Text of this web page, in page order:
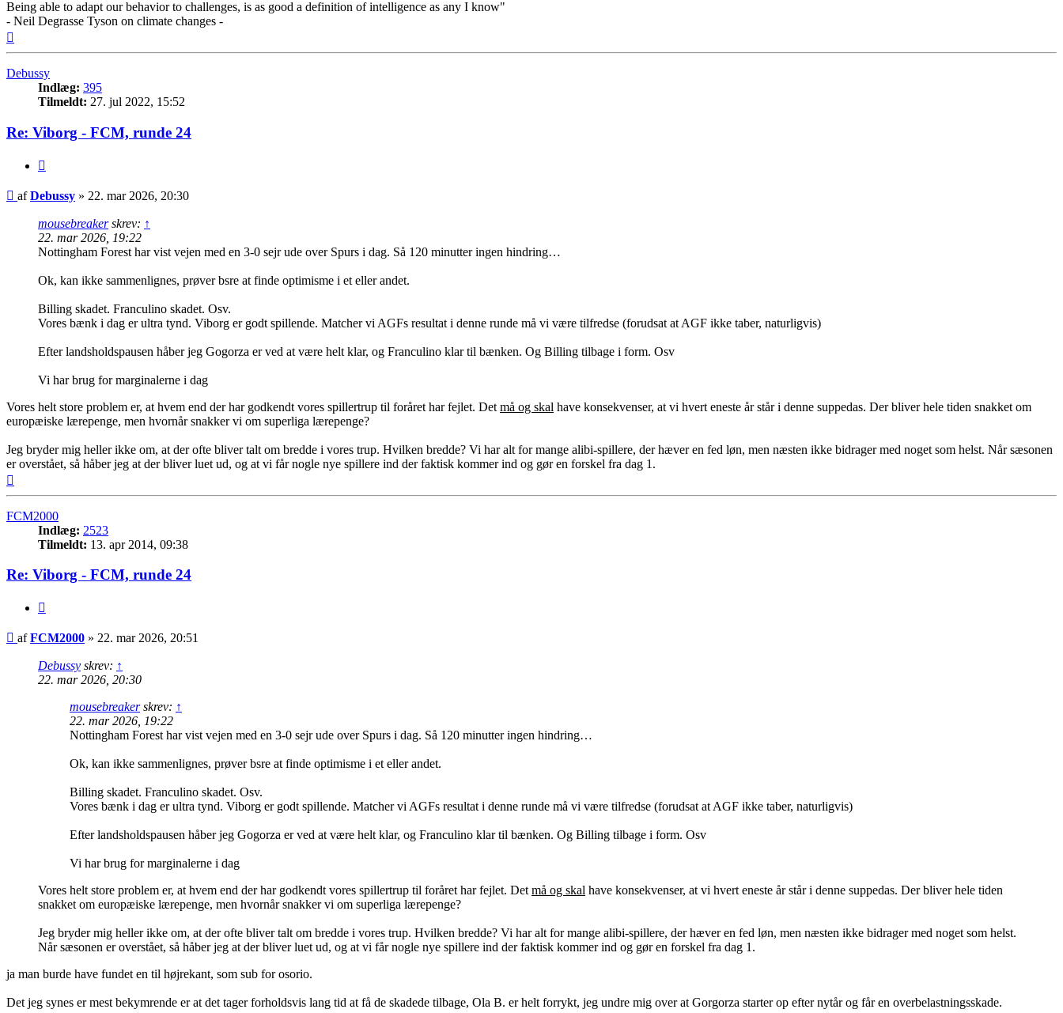
Being able to adapt our behavior to challenges, is as good a definition of intelligence as any I know"
- Neil Degrasse Tyson on climate changes -
Debussy
Indlæg: 395
Tilmeldt: 27. jul 2022, 15:52
Re: Viborg - FCM, runde 24
Indlæg
afDebussy » 22. mar 2026, 20:30
mousebreakerskrev: ↑
22. mar 2026, 19:22
Nottingham Forest har vist vejen med en 3-0 sejr ude over Spurs i dag. Så 120 minutter ingen hindring…
Ok, kan ikke sammenlignes, prøver bsre at finde optimisme i et eller andet.
Billing skadet. Franculino skadet. Osv.
Vores bænk i dag er ultra tynd. Viborg er godt spillende. Matcher vi AGFs resultat i denne runde må vi være tilfredse (forudsat at AGF ikke taber, naturligvis)
Efter landsholdspausen håber jeg Gogorza er ved at være helt klar, og Franculino klar til bænken. Og Billing tilbage i form. Osv
Vi har brug for marginalerne i dag
Vores helt store problem er, at hvem end der har godkendt vores spillertrup til foråret har fejlet. Det må og skal have konsekvenser, at vi hvert eneste år står i denne suppedas. Der bliver hele tiden snakket om
europæiske lærepenge, men hvornår snakker vi om superliga lærepenge?
Jeg bryder mig heller ikke om, at der ofte bliver talt om bredde i vores trup. Hvilken bredde? Vi har alt for mange alibi-spillere, der hæver en fed løn, men næsten ikke bidrager med noget som helst. Når sæsonen
er overstået, så håber jeg at der bliver luet ud, og at vi får nogle nye spillere ind der faktisk kommer ind og gør en forskel fra dag 1.
FCM2000
Indlæg: 2523
Tilmeldt: 13. apr 2014, 09:38
Re: Viborg - FCM, runde 24
Indlæg
afFCM2000 » 22. mar 2026, 20:51
Debussy skrev: ↑
22. mar 2026, 20:30
mousebreakerskrev: ↑
22. mar 2026, 19:22
Nottingham Forest har vist vejen med en 3-0 sejr ude over Spurs i dag. Så 120 minutter ingen hindring…
Ok, kan ikke sammenlignes, prøver bsre at finde optimisme i et eller andet.
Billing skadet. Franculino skadet. Osv.
Vores bænk i dag er ultra tynd. Viborg er godt spillende. Matcher vi AGFs resultat i denne runde må vi være tilfredse (forudsat at AGF ikke taber, naturligvis)
Efter landsholdspausen håber jeg Gogorza er ved at være helt klar, og Franculino klar til bænken. Og Billing tilbage i form. Osv
Vi har brug for marginalerne i dag
Vores helt store problem er, at hvem end der har godkendt vores spillertrup til foråret har fejlet. Det må og skal have konsekvenser, at vi hvert eneste år står i denne suppedas. Der bliver hele tiden
snakket om europæiske lærepenge, men hvornår snakker vi om superliga lærepenge?
Jeg bryder mig heller ikke om, at der ofte bliver talt om bredde i vores trup. Hvilken bredde? Vi har alt for mange alibi-spillere, der hæver en fed løn, men næsten ikke bidrager med noget som helst.
Når sæsonen er overstået, så håber jeg at der bliver luet ud, og at vi får nogle nye spillere ind der faktisk kommer ind og gør en forskel fra dag 1.
ja man burde have fundet en til højrekant, som sub for osorio.
Det jeg synes er mest bekymrende er at det tager forholdsvis lang tid at få de skadede tilbage, Ola B. er helt forrykt, jeg undre mig over at Gorgorza starter op efter nytår og får en overbelastningsskade.